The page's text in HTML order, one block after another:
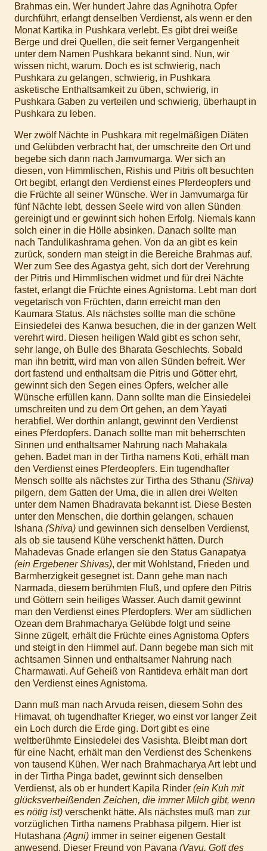
Brahmas ein. Wer hundert Jahre das Agnihotra Opfer
durchführt, erlangt denselben Verdienst, als wenn er den
Monat Kartika in Pushkara verlebt. Es gibt drei weiße
Berge und drei Quellen, die seit ferner Vergangenheit
unter dem Namen Pushkara bekannt sind. Nun, wir
wissen nicht, warum. Doch es ist schwierig, nach
Pushkara zu gelangen, schwierig, in Pushkara
asketische Enthaltsamkeit zu üben, schwierig, in
Pushkara Gaben zu verteilen und schwierig, überhaupt in
Pushkara zu leben.
Wer zwölf Nächte in Pushkara mit regelmäßigen Diäten
und Gelübden verbracht hat, der umschreite den Ort und
begebe sich dann nach Jamvumarga. Wer sich an
diesen, von Himmlischen, Rishis und Pitris oft besuchten
Ort begibt, erlangt den Verdienst eines Pferdeopfers und
die Früchte all seiner Wünsche. Wer in Jamvumarga für
fünf Nächte lebt, dessen Seele wird von allen Sünden
gereinigt und er gewinnt sich hohen Erfolg. Niemals kann
solch einer in die Hölle absinken. Danach sollte man
nach Tandulikashrama gehen. Von da an gibt es kein
zurück, sondern man steigt in die Bereiche Brahmas auf.
Wer zum See des Agastya geht, sich dort der Verehrung
der Pitris und Himmlischen widmet und für drei Nächte
fastet, erlangt die Früchte eines Agnistoma. Lebt man dort
vegetarisch von Früchten, dann erreicht man den
Kaumara Status. Als nächstes sollte man die schöne
Einsiedelei des Kanwa besuchen, die in der ganzen Welt
verehrt wird. Diesen heiligen Wald gibt es schon sehr,
sehr lange, oh Bulle des Bharata Geschlechts. Sobald
man ihn betritt, wird man von allen Sünden befreit. Wer
dort fastend und enthaltsam die Pitris und Götter ehrt,
gewinnt sich den Segen eines Opfers, welcher alle
Wünsche erfüllen kann. Dann sollte man die Einsiedelei
umschreiten und zu dem Ort gehen, an dem Yayati
herabfiel. Wer dorthin anlangt, gewinnt den Verdienst
eines Pferdopfers. Danach sollte man mit beherrschten
Sinnen und enthaltsamer Nahrung nach Mahakala
gehen. Badet man in der Tirtha namens Koti, erhält man
den Verdienst eines Pferdeopfers. Ein tugendhafter
Mensch sollte als nächstes zur Tirtha des Sthanu (Shiva)
pilgern, dem Gatten der Uma, die in allen drei Welten
unter dem Namen Bhadravata bekannt ist. Diese Besten
unter den Menschen, die dorthin gelangen, schauen
Ishana (Shiva) und gewinnen sich denselben Verdienst,
als ob sie tausend Kühe verschenkt hätten. Durch
Mahadevas Gnade erlangen sie den Status Ganapatya
(ein Ergebener Shivas), der mit Wohlstand, Frieden und
Barmherzigkeit gesegnet ist. Dann gehe man nach
Narmada, diesem berühmten Fluß, und opfere den Pitris
und Göttern sein heiliges Wasser. Auch damit gewinnt
man den Verdienst eines Pferdopfers. Wer am südlichen
Ozean dem Brahmacharya Gelübde folgt und seine
Sinne zügelt, erhält die Früchte eines Agnistoma Opfers
und steigt in den Himmel auf. Dann begebe man sich mit
achtsamen Sinnen und enthaltsamer Nahrung nach
Charmawati. Auf Geheiß von Rantideva erhält man dort
den Verdienst eines Agnistoma.
Dann muß man nach Arvuda reisen, diesem Sohn des
Himavat, oh tugendhafter Krieger, wo einst vor langer Zeit
ein Loch durch die Erde ging. Dort gibt es eine
weltberühmte Einsiedelei des Vasishta. Bleibt man dort
für eine Nacht, erhält man den Verdienst des Schenkens
von tausend Kühen. Wer nach Brahmacharya Art lebt und
in der Tirtha Pinga badet, gewinnt sich denselben
Verdienst, als ob er hundert Kapila Rinder (ein Kuh mit
glücksverheißenden Zeichen, die immer Milch gibt, wenn
es nötig ist) verschenkt hätte. Als nächstes muß man zur
vorzüglichen Tirtha namens Prabhasa pilgern. Hier ist
Hutashana (Agni) immer in seiner eigenen Gestalt
anwesend. Dieser Freund von Pavana (Vayu, Gott des